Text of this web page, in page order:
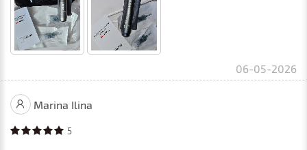
06-05-2026
Marina Ilina
5